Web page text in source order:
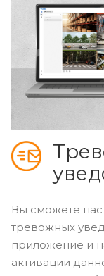
Вы сможете
тревожных
приложение и
активации